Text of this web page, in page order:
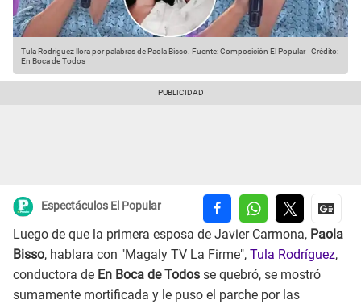
Tula Rodríguez llora por palabras de Paola Bisso. Fuente: Composición El Popular-Crédito:
En Boca de Todos
Espectáculos El Popular
Luego de que la primera esposa de Javier Carmona, Paola
Bisso, hablara con "Magaly TV La Firme", Tula Rodríguez,
conductora de En Boca de Todos se quebró, se mostró
sumamente mortificada y le puso el parche por las